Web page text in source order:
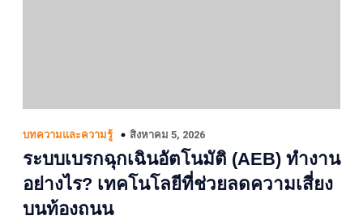
บทความและความรู้ สิงหาคม 5, 2026
ระบบเบรกฉุกเฉินอัตโนมัติ (AEB) ทำงาน
อย่างไร? เทคโนโลยีที่ช่วยลดความเสี่ยง
บนท้องถนน